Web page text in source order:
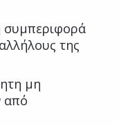
συμπεριφορά
της
μη
από